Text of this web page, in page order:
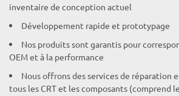
inventaire de conception actuel
Développement rapide et prototypage
Nos produits sont garantis pour
OEM et à la performance
Nous offrons des services de réparation
tous les CRT et les composants (comprend